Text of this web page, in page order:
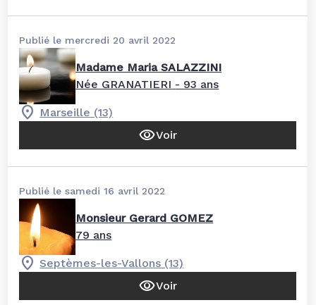
Publié le mercredi 20 avril 2022
Madame Maria SALAZZINI
Née GRANATIERI - 93 ans
Marseille (13)
Voir
Publié le samedi 16 avril 2022
Monsieur Gerard GOMEZ
79 ans
Septèmes-les-Vallons (13)
Voir